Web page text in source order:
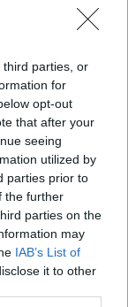
third parties, or
for
opt-out
that after your
seeing
utilized by
parties prior to
the further
parties on the
may
IAB’s List of
it to other
τρένων
πράγματα –
πάρα πολύ
αυτά που